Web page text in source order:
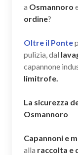
a Osmannoro
ordine?
Oltre il Ponte
pulizia, dal
capannone
limitrofe.
La sicurezza
Osmannoro
Capannoni e
alla raccolta e